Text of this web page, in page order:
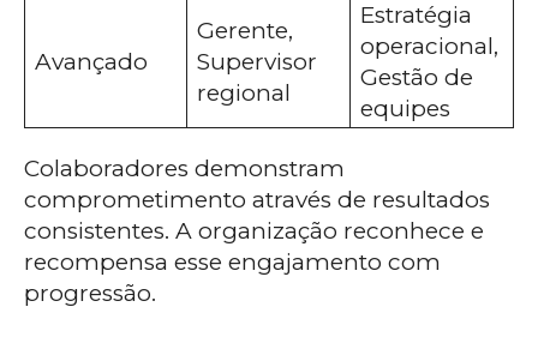
Avançado
Gerente,
Supervisor
regional
Estratégia
operacional,
Gestão de
equipes
Colaboradores demonstram
comprometimento através de resultados
consistentes. A organização reconhece e
recompensa esse engajamento com
progressão.